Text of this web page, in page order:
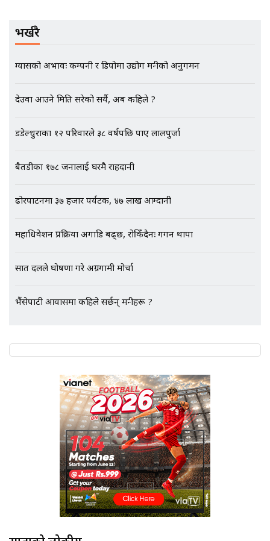
EXCLUSIVE - भिजिट भिसामा सेटिङको
गोप्य अडियो र म्यासेज, गृह मन्त्रालय
भिजिट भिसामा गृह मन्त्रालयकै सेटिङः१
गायब || Everest Hospital
Followup: CCTV Footage Lost |
भर्खरै
ग्यासको अभावः कम्पनी र डिपोमा उद्योग मन्त्रीको अनुगमन
देउवा आउने मिति सरेको सर्यै, अब कहिले ?
डडेल्धुराका १२ परिवारले ३८ वर्षपछि पाए लालपुर्जा
बैतडीका १७८ जनालाई घरमै राहदानी
ढोरपाटनमा ३७ हजार पर्यटक, ४७ लाख आम्दानी
महाधिवेशन प्रक्रिया अगाडि बढ्छ, रोकिँदैनः गगन थापा
सात दलले घोषणा गरे अग्रगामी मोर्चा
भैंसेपाटी आवासमा कहिले सर्छन् मन्त्रीहरू ?